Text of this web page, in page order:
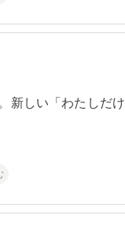
新しい「わたしだけ